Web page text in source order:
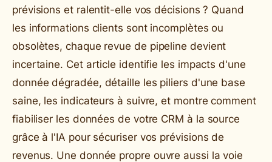
prévisions et ralentit-elle vos décisions ? Quand
les informations clients sont incomplètes ou
obsolètes, chaque revue de pipeline devient
incertaine. Cet article identifie les impacts d'une
donnée dégradée, détaille les piliers d'une base
saine, les indicateurs à suivre, et montre comment
fiabiliser les données de votre CRM à la source
grâce à l'IA pour sécuriser vos prévisions de
revenus. Une donnée propre ouvre aussi la voie